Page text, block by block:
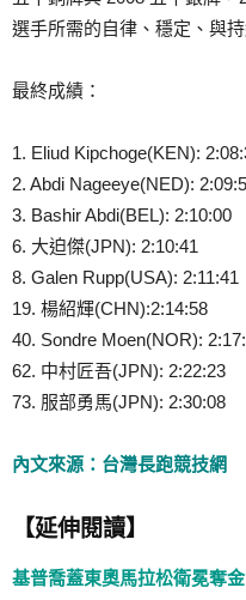
選手所需的自律、穩定、與
最終成績：
1. Eliud Kipchoge(KEN):
2. Abdi Nageeye(NED):
3. Bashir Abdi(BEL): 2:10:00
6. 大迫傑(JPN): 2:10:41
8. Galen Rupp(USA): 2:11:41
19. 楊紹輝(CHN):2:14:58
40. Sondre Moen(NOR):
62. 中村匠吾(JPN): 2:22:23
73. 服部勇馬(JPN): 2:30:08
內文來源：台灣長跑競技網
【延伸閱讀】
基普喬蓋東奧馬拉松衛冕奪